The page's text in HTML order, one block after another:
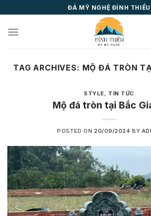
to
content
ĐÁ MỸ NGHỆ ĐÌNH THIỀU
TAG ARCHIVES: MỘ ĐÁ TRÒN
STYLE, TIN TỨC
Mộ đá tròn tại Bắc
POSTED ON 20/09/2024 BY